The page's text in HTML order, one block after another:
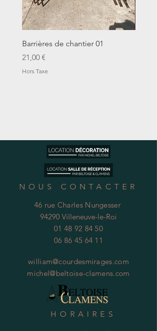
Barrières de chantier 01
Prix
21,00 €
Hors Taxe
NOUS CONTACTER
46 rue Charles Nungesser
94290 Villeneuve-le-Roi
01 48 92 84 50
06 86 45 64 11
william@courdesmirages.com
michel@beltoise-clamens.com
HORAIRES